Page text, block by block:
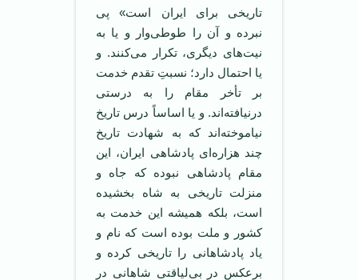
تاریخی برای ایران است» پی
نبرده و آن را طوطی‌وار و یا به
نیت‌های دیگری، تکرار می‌کنند. و
یا احتمال دارد؛ نسبتِ تقدم خدمت
بر تأخر مقام را به درستی
درنیافته‌‌اند. و یا اساساً درس تاریخ
نیاموخته‌اند که به شهادت تاریخ
چند هزاره‌ای پادشاهی ایران، این
مقام پادشاهی نبوده که جاه و
منزلت تاریخی به شاه بخشیده
است، بلکه همیشه این خدمت به
کشور و ملت بوده است که نام و
یاد پادشاهانی را تاریخی کرده و
برعکس در بی‌لیاقتی شاهانی در